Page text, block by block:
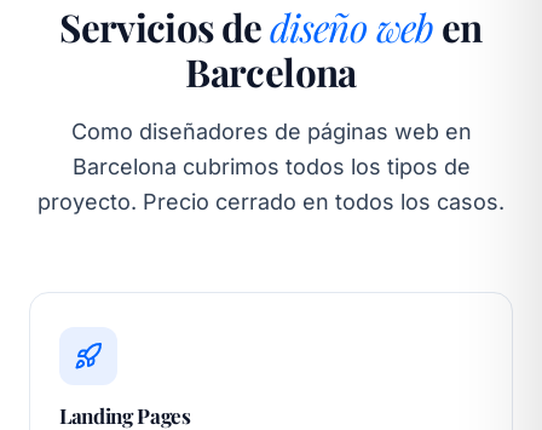
Servicios dediseño weben
Barcelona
Como diseñadores de páginas web en
Barcelona cubrimos todos los tipos de
proyecto. Precio cerrado en todos los casos.
Landing Pages